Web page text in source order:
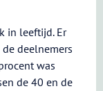
in leeftijd. Er
deelnemers
was
de 40 en de